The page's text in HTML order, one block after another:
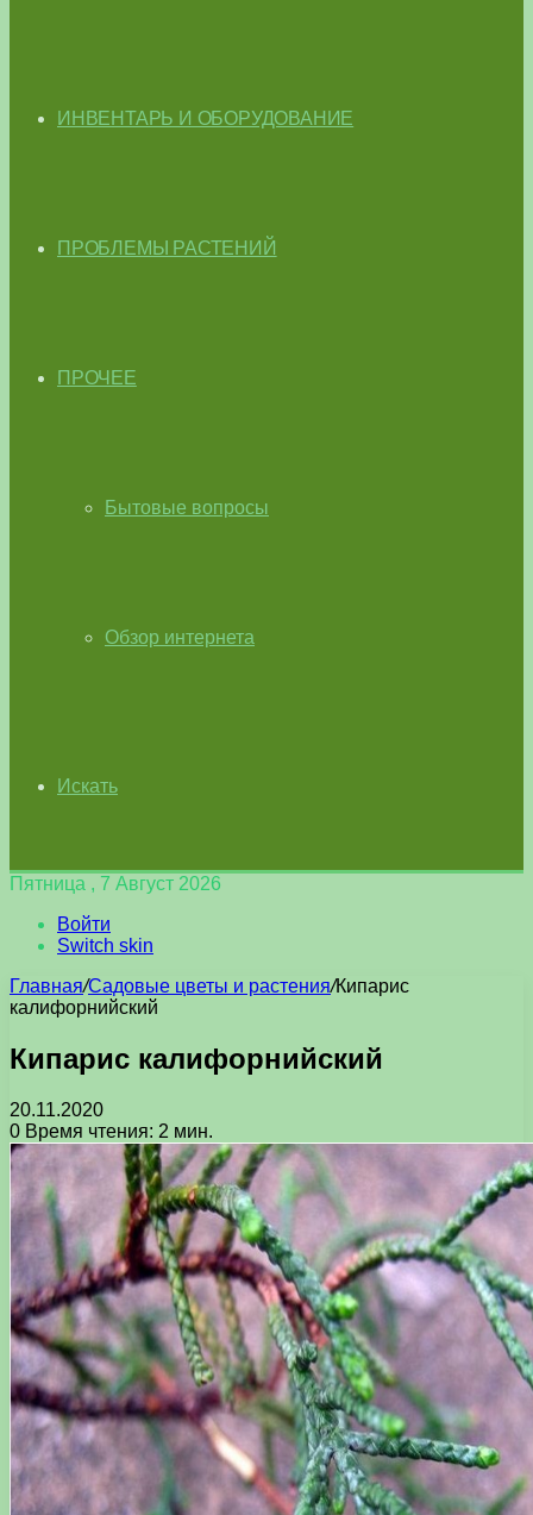
ИНВЕНТАРЬ И ОБОРУДОВАНИЕ
ПРОБЛЕМЫ РАСТЕНИЙ
ПРОЧЕЕ
Бытовые вопросы
Обзор интернета
Искать
Пятница , 7 Август 2026
Войти
Switch skin
Главная/Садовые цветы и растения/Кипарис
калифорнийский
Кипарис калифорнийский
20.11.2020
0 Время чтения: 2 мин.